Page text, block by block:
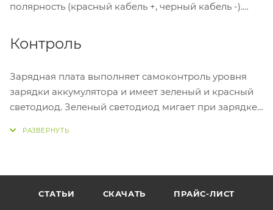
полярность (красный кабель +, черный кабель -).
Контроль
Зарядная плата выполняет самоконтроль уровня
зарядки аккумулятора и имеет зеленый и красный
светодиод. Зеленый светодиод мигает при зарядке
отключен.СТАТЬИ СКАЧАТЬ ПРАЙС-ЛИСТ